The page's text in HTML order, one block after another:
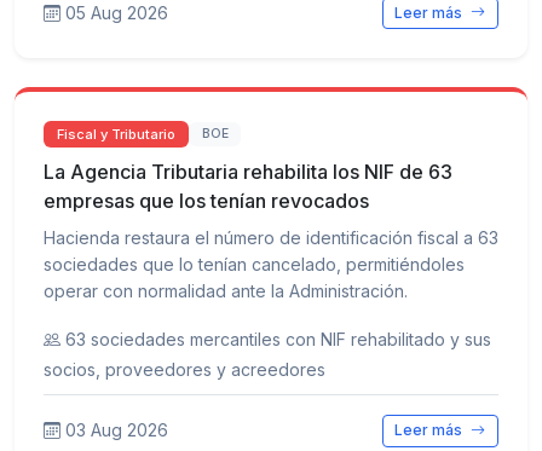
05 Aug 2026 Leer más
Fiscal y Tributario BOE
La Agencia Tributaria rehabilita los NIF de 63
empresas que los tenían revocados
Hacienda restaura el número de identificación fiscal a 63
sociedades que lo tenían cancelado, permitiéndoles
operar con normalidad ante la Administración.
63 sociedades mercantiles con NIF rehabilitado y sus
socios, proveedores y acreedores
03 Aug 2026 Leer más